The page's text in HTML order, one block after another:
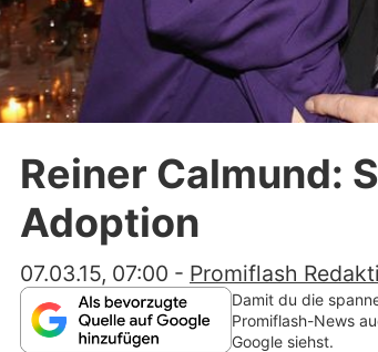
Reiner Calmund:
Adoption
07.03.15, 07:00 - Promiflash
Damit du die
Promiflash-News
Google siehst.